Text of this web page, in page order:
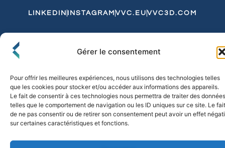
Gérer le consentement
Pour offrir les meilleures expériences, nous utilisons des technologies telles
que les cookies pour stocker et/ou accéder aux informations des appareils.
Le fait de consentir à ces technologies nous permettra de traiter des données
telles que le comportement de navigation ou les ID uniques sur ce site. Le fait
de ne pas consentir ou de retirer son consentement peut avoir un effet
sur certaines caractéristiques et fonctions.
LINKEDIN INSTAGRAM VVC.EU VVC3D.COM
Politique de Confidentialité et de CookiesExpédition et Livraison
© 2026 FLO & CO. All Rights Reserved